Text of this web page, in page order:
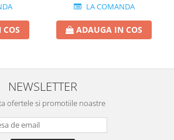
LA COMANDA
ADAUGA IN COS
NEWSLETTER
ofertele si promotiile noastre